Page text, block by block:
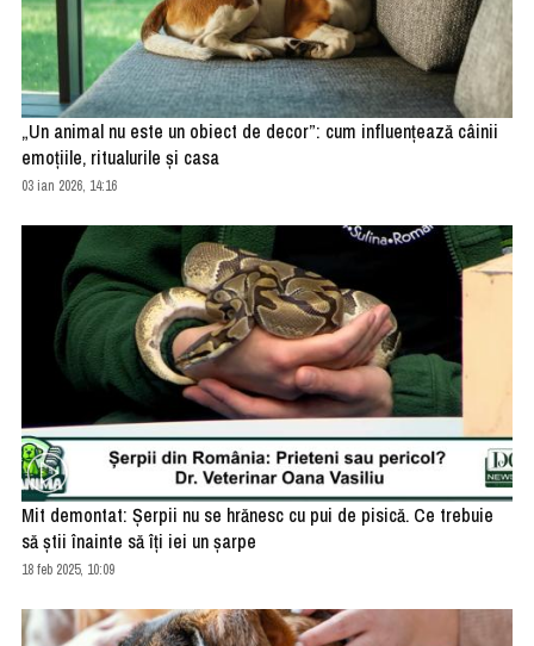
„Un animal nu este un obiect de decor”: cum influențează câinii
emoțiile, ritualurile și casa
03 ian 2026, 14:16
Mit demontat: Șerpii nu se hrănesc cu pui de pisică. Ce trebuie
să știi înainte să îți iei un șarpe
18 feb 2025, 10:09